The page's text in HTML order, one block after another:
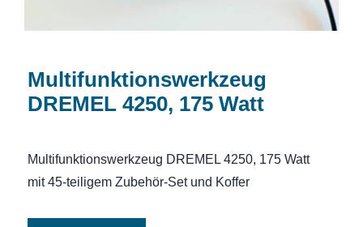
Multifunktionswerkzeug
DREMEL 4250, 175 Watt
Multifunktionswerkzeug DREMEL 4250, 175 Watt
mit 45-teiligem Zubehör-Set und Koffer